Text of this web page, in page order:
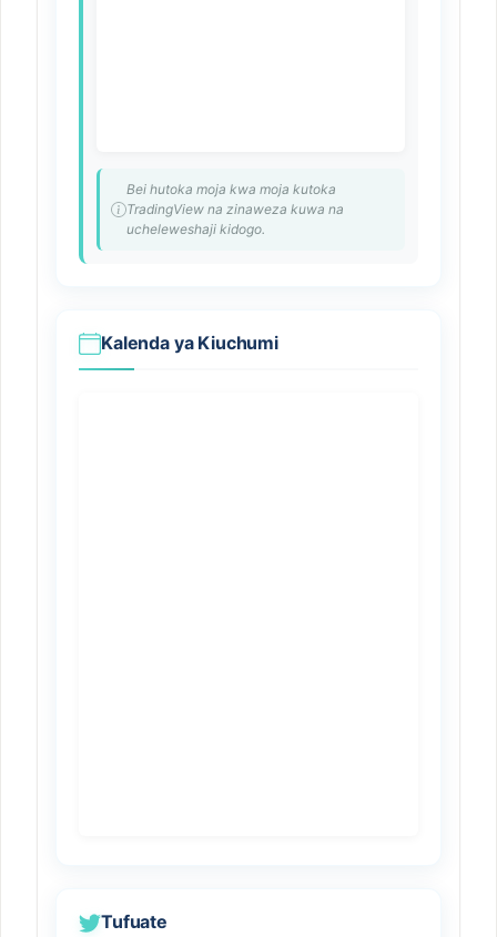
Bei hutoka moja kwa moja kutoka
TradingView na zinaweza kuwa na
ucheleweshaji kidogo.
Kalenda ya Kiuchumi
Tufuate